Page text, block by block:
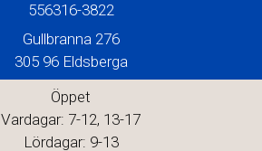
556316-3822
Gullbranna 276
305 96 Eldsberga
Öppet
Vardagar: 7-12, 13-17
Lördagar: 9-13